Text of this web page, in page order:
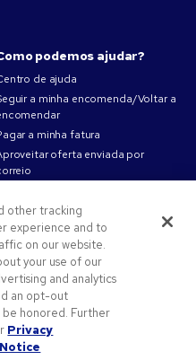
podemos ajudar?
de ajuda
a minha encomenda/Voltar a
a minha fatura
oferta enviada por
nos
other tracking
experience and to
on our website.
your use of our
and analytics
an opt-out
honored. Further
Privacy